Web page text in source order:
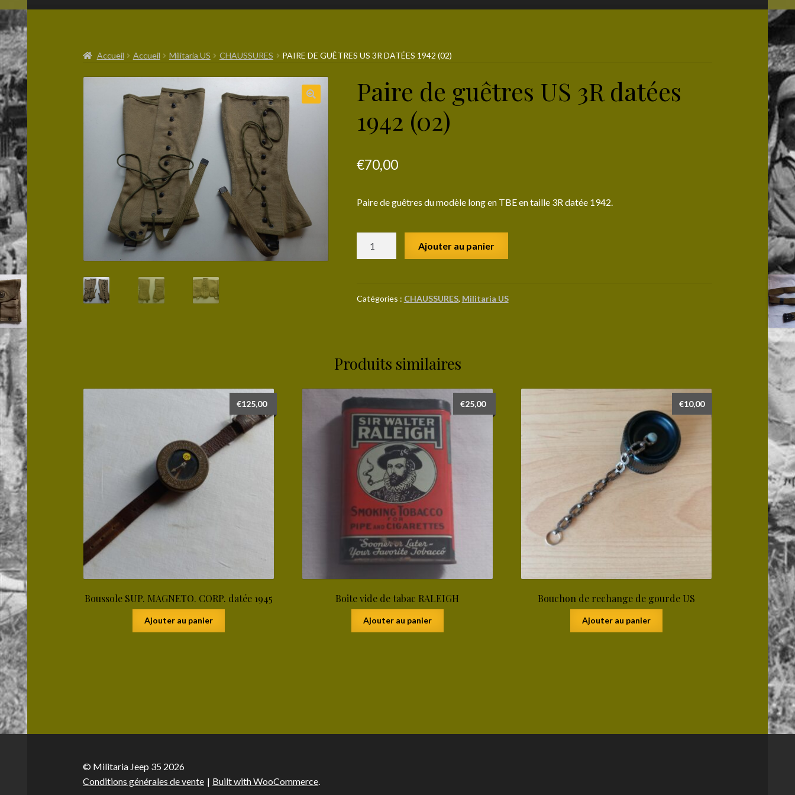
Accueil Accueil Militaria US CHAUSSURES PAIRE DE GUÊTRES US 3R DATÉES 1942 (02)
Paire de guêtres US 3R datées
1942 (02)
€70,00
Paire de guêtres du modèle long en TBE en taille 3R datée 1942.
guêtres
1942
(02)
Ajouter au panier
Catégories : CHAUSSURES, Militaria US
Produits similaires
Boussole SUP. MAGNETO. CORP. datée 1945
€125,00
Ajouter au panier
Boite vide de tabac RALEIGH
€25,00
Ajouter au panier
Bouchon de rechange de gourde US
€10,00
Ajouter au panier
© Militaria Jeep 35 2026
Conditions générales de vente
Built with WooCommerce.